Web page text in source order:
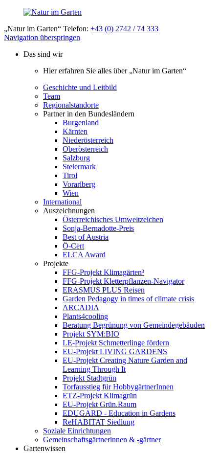
„Natur im Garten“ Telefon: +43 (0) 2742 / 74 333
Navigation überspringen
Das sind wir
Hier erfahren Sie alles über „Natur im Garten“
Geschichte und Leitbild
Team
Regionalstandorte
Partner in den Bundesländern
Burgenland
Kärnten
Niederösterreich
Oberösterreich
Salzburg
Steiermark
Tirol
Vorarlberg
Wien
International
Auszeichnungen
Österreichisches Umweltzeichen
Sonja-Bernadotte-Preis
Best of Austria
Ö-Cert
ELCA Award
Projekte
FFG-Projekt Klimagärten³
FFG-Projekt Kletterpflanzen-Navigator
ERASMUS PLUS Reisen
Garden Pedagogy in times of climate crisis
ARCADIA
Plants4cooling
Beratung Begrünung von Gemeindegebäuden
Projekt SYM:BIO
LE-Projekt Schmetterlinge fördern
EU-Projekt LIVING GARDENS
EU-Projekt Creating Nature Garden and
Learning Through It
Projekt Stadtgrün
Torfausstieg für HobbygärtnerInnen
ETZ-Projekt Klimagrün
EU-Projekt Grün.Raum
EDUGARD - Education in Gardens
ReHABITAT Siedlung
Soziale Einrichtungen
Gemeinschaftsgärtnerinnen & -gärtner
Gartenwissen